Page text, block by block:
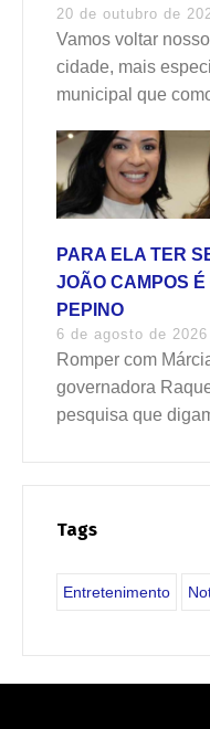
20 de outubro de
Vamos voltar
cidade, mais
municipal que
PARA ELA TER
JOÃO CAMPOS É
PEPINO
6 de agosto de 2026
Romper com
governadora
pesquisa que
Tags
Entretenimento